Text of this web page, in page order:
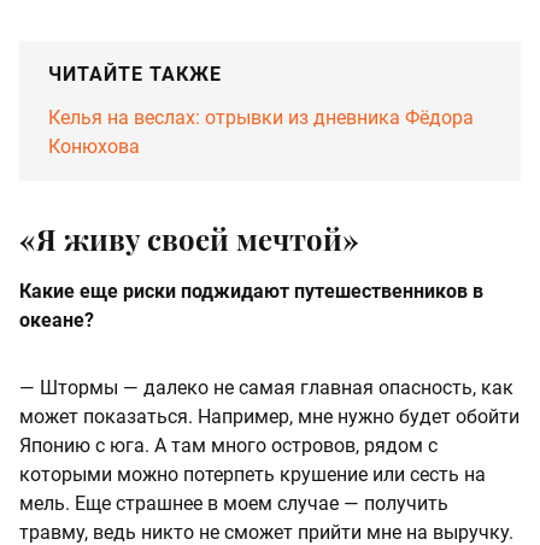
ЧИТАЙТЕ ТАКЖЕ
Келья на веслах: отрывки из дневника Фёдора
Конюхова
«Я живу своей мечтой»
Какие еще риски поджидают путешественников в
океане?
— Штормы — далеко не самая главная опасность, как
может показаться. Например, мне нужно будет обойти
Японию с юга. А там много островов, рядом с
которыми можно потерпеть крушение или сесть на
мель. Еще страшнее в моем случае — получить
травму, ведь никто не сможет прийти мне на выручку.